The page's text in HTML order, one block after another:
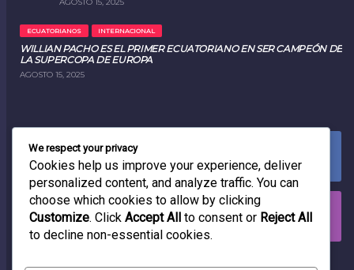
AGOSTO 15, 2025
ECUATORIANOS INTERNACIONAL
WILLIAN PACHO ES EL PRIMER ECUATORIANO EN SER CAMPEÓN DE
LA SUPERCOPA DE EUROPA
AGOSTO 15, 2025
FACEBOOK
0LIKES
INSTAGRAM
0FOLLOWERS
We respect your privacy
Cookies help us improve your experience, deliver
personalized content, and analyze traffic. You can
choose which cookies to allow by clicking
Customize. Click Accept All to consent or Reject All
to decline non-essential cookies.